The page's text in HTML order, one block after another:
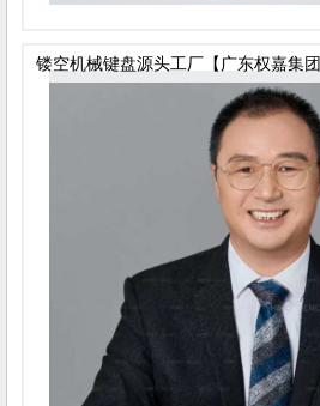
镂空机械键盘源头工厂【广东权嘉集